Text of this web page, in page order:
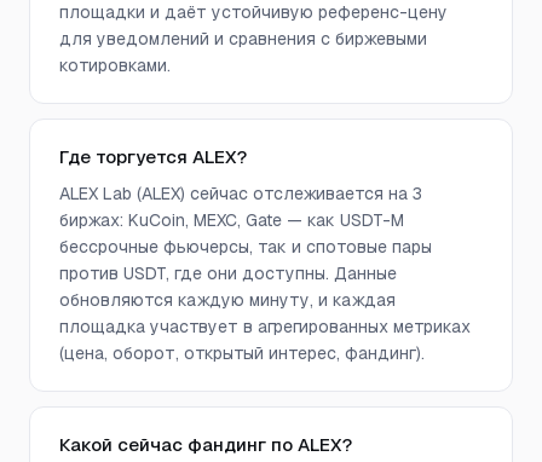
площадки и даёт устойчивую референс-цену
для уведомлений и сравнения с биржевыми
котировками.
Где торгуется ALEX?
ALEX Lab (ALEX) сейчас отслеживается на 3
биржах: KuCoin, MEXC, Gate — как USDT-M
бессрочные фьючерсы, так и спотовые пары
против USDT, где они доступны. Данные
обновляются каждую минуту, и каждая
площадка участвует в агрегированных метриках
(цена, оборот, открытый интерес, фандинг).
Какой сейчас фандинг по ALEX?